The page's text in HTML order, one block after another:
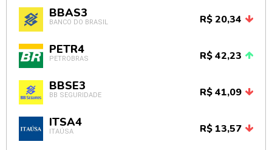
BBAS3
BANCO DO BRASIL R$ 20,34
PETR4
PETROBRAS R$ 42,23
BBSE3
BB SEGURIDADE R$ 41,09
ITSA4
ITAÚSA R$ 13,57